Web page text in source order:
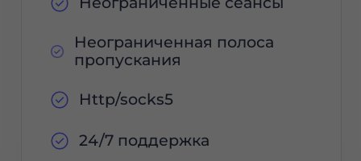
Неограниченная полоса
пропускания
Http/socks5
24/7 поддержка